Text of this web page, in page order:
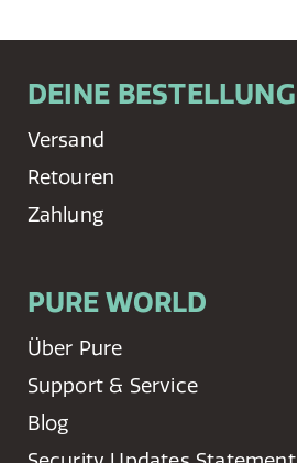
DEINE BESTELLUNG
Versand
Retouren
Zahlung
PURE WORLD
Über Pure
Support & Service
Blog